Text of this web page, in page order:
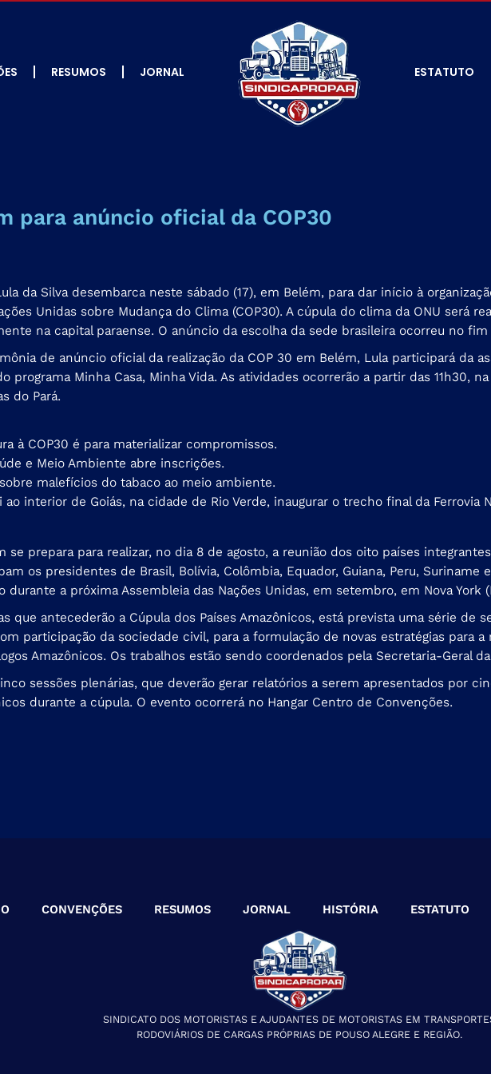
RESUMOS JORNAL ESTATUTO
para anúncio oficial da COP30
da Silva desembarca neste sábado (17), em Belém, para dar início à
Unidas sobre Mudança do Clima (COP30). A cúpula do clima da ONU será
na capital paraense. O anúncio da escolha da sede brasileira ocorreu no
de anúncio oficial da realização da COP 30 em Belém, Lula participará da
programa Minha Casa, Minha Vida. As atividades ocorrerão a partir das 11h30,
do Pará.
à COP30 é para materializar compromissos.
e Meio Ambiente abre inscrições.
malefícios do tabaco ao meio ambiente.
ao interior de Goiás, na cidade de Rio Verde, inaugurar o trecho final da Ferrovia
se prepara para realizar, no dia 8 de agosto, a reunião dos oito países
os presidentes de Brasil, Bolívia, Colômbia, Equador, Guiana, Peru,
durante a próxima Assembleia das Nações Unidas, em setembro, em Nova York
que antecederão a Cúpula dos Países Amazônicos, está prevista uma série de
participação da sociedade civil, para a formulação de novas estratégias para
Amazônicos. Os trabalhos estão sendo coordenados pela Secretaria-Geral
sessões plenárias, que deverão gerar relatórios a serem apresentados por
durante a cúpula. O evento ocorrerá no Hangar Centro de Convenções.
CONVENÇÕES RESUMOS JORNAL HISTÓRIA ESTATUTO
SINDICATO DOS MOTORISTAS E AJUDANTES DE MOTORISTAS EM
RODOVIÁRIOS DE CARGAS PRÓPRIAS DE POUSO ALEGRE E REGIÃO.